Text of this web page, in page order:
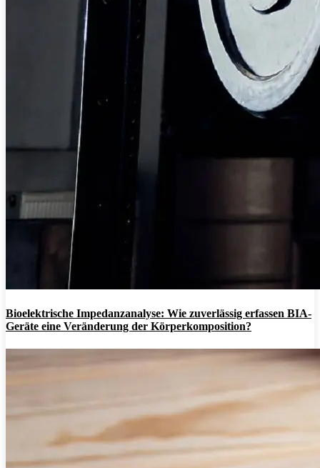
Bioelektrische Impedanzanalyse: Wie zuverlässig erfassen BIA-
Geräte eine Veränderung der Körperkomposition?